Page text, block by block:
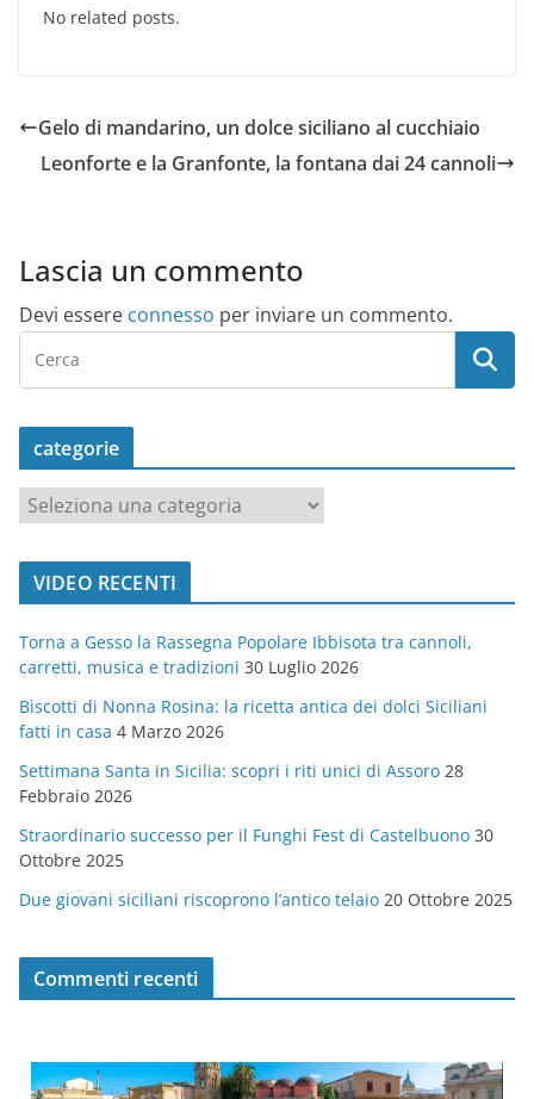
No related posts.
Gelo di mandarino, un dolce siciliano al cucchiaio
Leonforte e la Granfonte, la fontana dai 24 cannoli
Lascia un commento
Devi essere connesso per inviare un commento.
categorie
a
t
o
r
i
e
VIDEO RECENTI
Torna a Gesso la Rassegna Popolare Ibbisota tra cannoli,
carretti, musica e tradizioni 30 Luglio 2026
Biscotti di Nonna Rosina: la ricetta antica dei dolci Siciliani
fatti in casa 4 Marzo 2026
Settimana Santa in Sicilia: scopri i riti unici di Assoro 28
Febbraio 2026
Straordinario successo per il Funghi Fest di Castelbuono 30
Ottobre 2025
Due giovani siciliani riscoprono l’antico telaio 20 Ottobre 2025
Commenti recenti